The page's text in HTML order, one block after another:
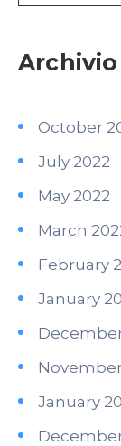
October
July 2022
May 2022
March
February
January
December
November
January